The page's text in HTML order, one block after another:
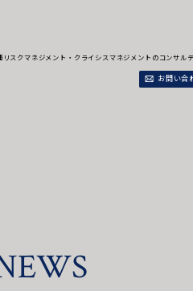
クマネジメント・クライシスマネジメントのコンサル
お問い合
EWS